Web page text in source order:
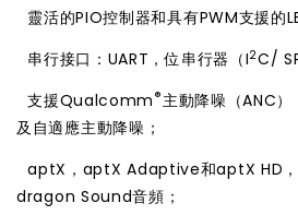
靈活的PIO控制器和具有PWM支援的
串行接口：UART，位串行器（I2C/
支援Qualcomm ®主動降噪（ANC
及自適應主動降噪；
aptX，aptX Adaptive和aptX HD
dragon Sound音頻；